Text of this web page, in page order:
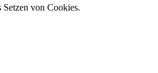
von Cookies.